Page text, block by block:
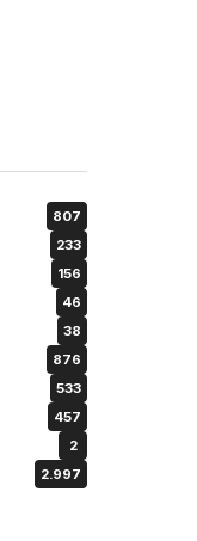
em
e
807
233
156
46
38
876
533
457
2
2.997